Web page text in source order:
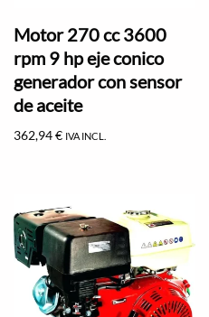
Motor 270 cc 3600
rpm 9 hp eje conico
generador con sensor
de aceite
362,94€ IVA INCL.